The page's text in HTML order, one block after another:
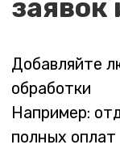
6
месяцев